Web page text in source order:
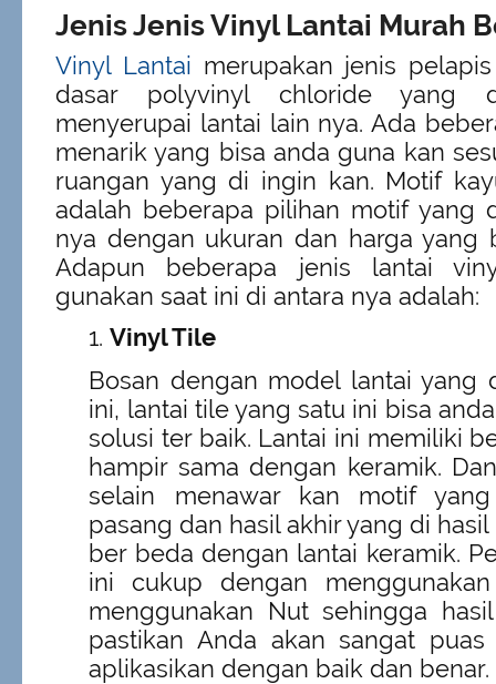
Jenis Jenis Vinyl Lantai Murah
Vinyl Lantai merupakan jenis
dasar polyvinyl chloride yang
menyerupai lantai lain nya. Ada
menarik yang bisa anda guna kan
ruangan yang di ingin kan. Motif
adalah beberapa pilihan motif yang
nya dengan ukuran dan harga yang
Adapun beberapa jenis lantai
gunakan saat ini di antara nya adalah:
Vinyl Tile
Bosan dengan model lantai yang
ini, lantai tile yang satu ini bisa
solusi ter baik. Lantai ini memiliki
hampir sama dengan keramik.
selain menawar kan motif
pasang dan hasil akhir yang di
ber beda dengan lantai keramik.
ini cukup dengan
menggunakan Nut sehingga
pastikan Anda akan sangat
aplikasikan dengan baik dan benar.